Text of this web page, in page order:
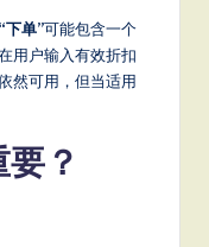
“下单”可能包含一个
用户输入有效折扣
然可用，但当适用
？